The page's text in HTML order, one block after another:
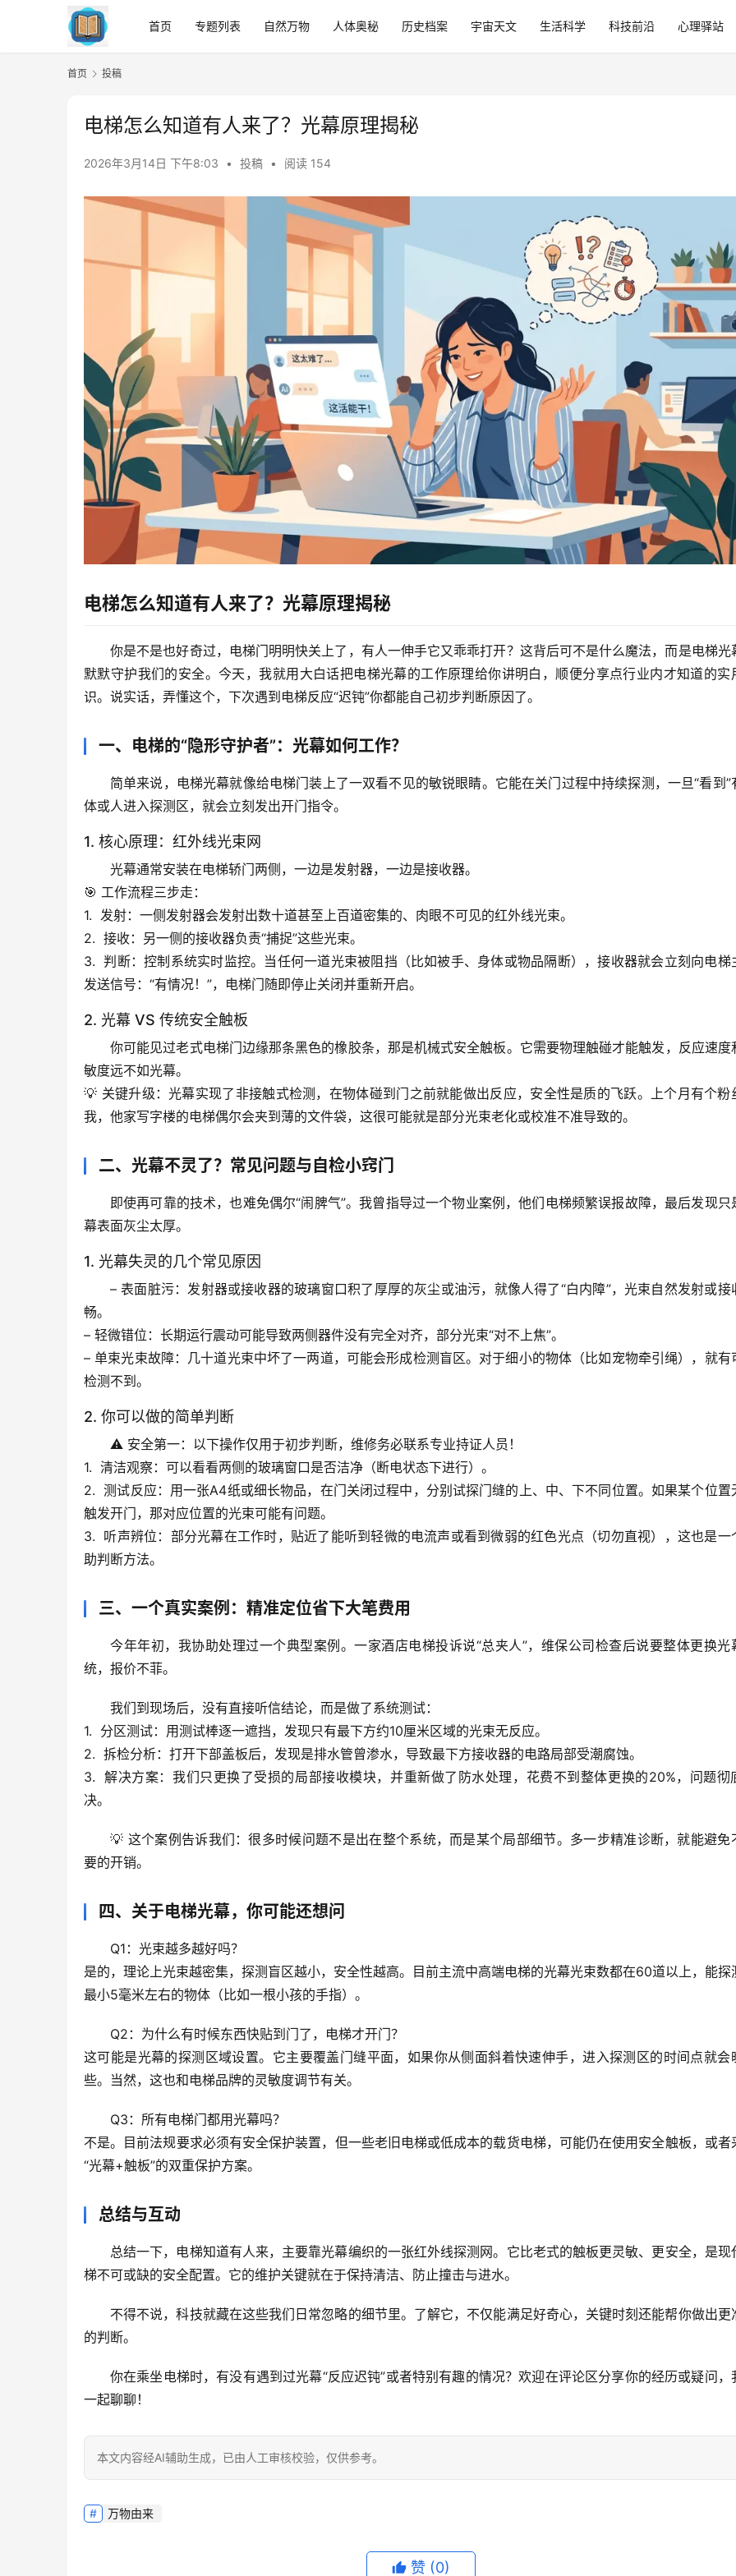
首页 专题列表 自然万物 人体奥秘 历史档案 宇宙天文 生活科学 科技前沿 心理驿站
首页 投稿
电梯怎么知道有人来了？光幕原理揭秘
2026年3月14日 下午8:03 • 投稿 • 阅读 154
电梯怎么知道有人来了？光幕原理揭秘
你是不是也好奇过，电梯门明明快关上了，有人一伸手它又乖乖打开？这背后可不是什么魔法，而是电梯光
默默守护我们的安全。今天，我就用大白话把电梯光幕的工作原理给你讲明白，顺便分享点行业内才知道的实
识。说实话，弄懂这个，下次遇到电梯反应“迟钝”你都能自己初步判断原因了。
一、电梯的“隐形守护者”：光幕如何工作？
简单来说，电梯光幕就像给电梯门装上了一双看不见的敏锐眼睛。它能在关门过程中持续探测，一旦“看到”
体或人进入探测区，就会立刻发出开门指令。
1. 核心原理：红外线光束网
光幕通常安装在电梯轿门两侧，一边是发射器，一边是接收器。
🎯 工作流程三步走 ：
1. 发射：一侧发射器会发射出数十道甚至上百道密集的、肉眼不可见的红外线光束。
2. 接收：另一侧的接收器负责“捕捉”这些光束。
3. 判断：控制系统实时监控。当任何一道光束被阻挡（比如被手、身体或物品隔断），接收器就会立刻向电梯
发送信号：“有情况！”，电梯门随即停止关闭并重新开启。
2. 光幕 VS 传统安全触板
你可能见过老式电梯门边缘那条黑色的橡胶条，那是机械式安全触板。它需要物理触碰才能触发，反应速度
敏度远不如光幕。
💡 关键升级 ：光幕实现了非接触式检测，在物体碰到门之前就能做出反应，安全性是质的飞跃。上个月有个粉
我，他家写字楼的电梯偶尔会夹到薄的文件袋，这很可能就是部分光束老化或校准不准导致的。
二、光幕不灵了？常见问题与自检小窍门
即使再可靠的技术，也难免偶尔“闹脾气”。我曾指导过一个物业案例，他们电梯频繁误报故障，最后发现只
幕表面灰尘太厚。
1. 光幕失灵的几个常见原因
– 表面脏污：发射器或接收器的玻璃窗口积了厚厚的灰尘或油污，就像人得了“白内障”，光束自然发射或接
畅。
– 轻微错位 ：长期运行震动可能导致两侧器件没有完全对齐，部分光束“对不上焦”。
– 单束光束故障：几十道光束中坏了一两道，可能会形成检测盲区。对于细小的物体（比如宠物牵引绳），就有
检测不到。
2. 你可以做的简单判断
⚠️ 安全第一：以下操作仅用于初步判断，维修务必联系专业持证人员！
1. 清洁观察：可以看看两侧的玻璃窗口是否洁净（断电状态下进行）。
2. 测试反应 ：用一张A4纸或细长物品，在门关闭过程中，分别试探门缝的上、中、下不同位置。如果某个位置
触发开门，那对应位置的光束可能有问题。
3. 听声辨位 ：部分光幕在工作时，贴近了能听到轻微的电流声或看到微弱的红色光点（切勿直视），这也是一
助判断方法。
三、一个真实案例：精准定位省下大笔费用
今年年初，我协助处理过一个典型案例。一家酒店电梯投诉说“总夹人”，维保公司检查后说要整体更换光
统，报价不菲。
我们到现场后，没有直接听信结论，而是做了系统测试：
1. 分区测试：用测试棒逐一遮挡，发现只有最下方约10厘米区域的光束无反应。
2. 拆检分析：打开下部盖板后，发现是排水管曾渗水，导致最下方接收器的电路局部受潮腐蚀。
3. 解决方案：我们只更换了受损的局部接收模块，并重新做了防水处理，花费不到整体更换的20%，问题彻
决。
💡 这个案例告诉我们 ：很多时候问题不是出在整个系统，而是某个局部细节。多一步精准诊断，就能避免
要的开销。
四、关于电梯光幕，你可能还想问
Q1：光束越多越好吗？
是的，理论上光束越密集，探测盲区越小，安全性越高。目前主流中高端电梯的光幕光束数都在60道以上，能探
最小5毫米左右的物体（比如一根小孩的手指）。
Q2：为什么有时候东西快贴到门了，电梯才开门？
这可能是光幕的探测区域设置。它主要覆盖门缝平面，如果你从侧面斜着快速伸手，进入探测区的时间点就会
些。当然，这也和电梯品牌的灵敏度调节有关。
Q3：所有电梯门都用光幕吗？
不是。目前法规要求必须有安全保护装置，但一些老旧电梯或低成本的载货电梯，可能仍在使用安全触板，或者
“光幕+触板”的双重保护方案。
总结与互动
总结一下，电梯知道有人来，主要靠光幕编织的一张红外线探测网。它比老式的触板更灵敏、更安全，是现
梯不可或缺的安全配置。它的维护关键就在于保持清洁、防止撞击与进水。
不得不说，科技就藏在这些我们日常忽略的细节里。了解它，不仅能满足好奇心，关键时刻还能帮你做出更
的判断。
你在乘坐电梯时，有没有遇到过光幕“反应迟钝”或者特别有趣的情况？欢迎在评论区分享你的经历或疑问，
一起聊聊！
本文内容经AI辅助生成，已由人工审核校验，仅供参考。
万物由来
赞 (0)